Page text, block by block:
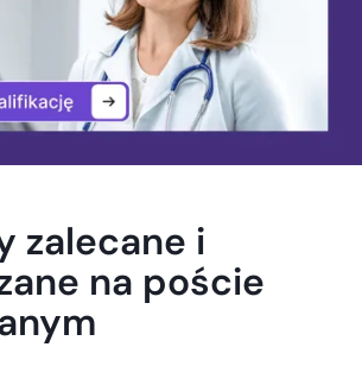
zalecane i
na poście